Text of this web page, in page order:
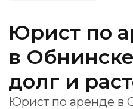
долг и
Юрист по аренде в
аренды, долг, расторжение,
выселение, помещение,
Офис: Обнинск, ул.
12-3